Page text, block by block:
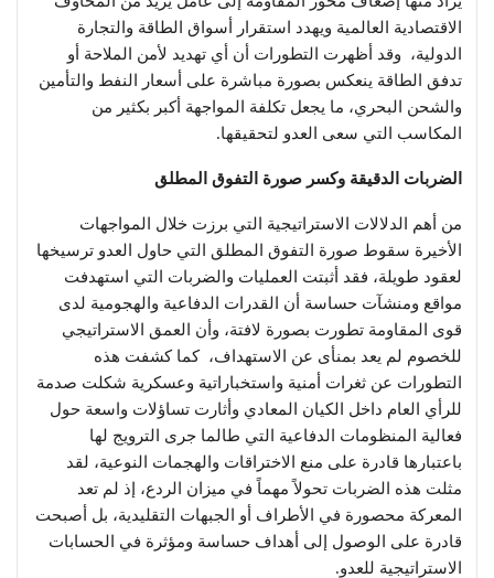
الاقتصادية العالمية ويهدد استقرار أسواق الطاقة والتجارة
الدولية، وقد أظهرت التطورات أن أي تهديد لأمن الملاحة أو
تدفق الطاقة ينعكس بصورة مباشرة على أسعار النفط والتأمين
والشحن البحري، ما يجعل تكلفة المواجهة أكبر بكثير من
المكاسب التي سعى العدو لتحقيقها.
الضربات الدقيقة وكسر صورة التفوق المطلق
من أهم الدلالات الاستراتيجية التي برزت خلال المواجهات
الأخيرة سقوط صورة التفوق المطلق التي حاول العدو ترسيخها
لعقود طويلة، فقد أثبتت العمليات والضربات التي استهدفت
مواقع ومنشآت حساسة أن القدرات الدفاعية والهجومية لدى
قوى المقاومة تطورت بصورة لافتة، وأن العمق الاستراتيجي
للخصوم لم يعد بمنأى عن الاستهداف، كما كشفت هذه
التطورات عن ثغرات أمنية واستخباراتية وعسكرية شكلت صدمة
للرأي العام داخل الكيان المعادي وأثارت تساؤلات واسعة حول
فعالية المنظومات الدفاعية التي طالما جرى الترويج لها
باعتبارها قادرة على منع الاختراقات والهجمات النوعية، لقد
مثلت هذه الضربات تحولاً مهماً في ميزان الردع، إذ لم تعد
المعركة محصورة في الأطراف أو الجبهات التقليدية، بل أصبحت
قادرة على الوصول إلى أهداف حساسة ومؤثرة في الحسابات
الاستراتيجية للعدو.